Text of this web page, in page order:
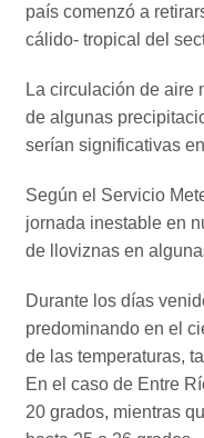
país comenzó a
cálido- tropical del
La circulación de aire
de algunas
serían significativas
Según el Servicio
jornada inestable en
de lloviznas en
Durante los días
predominando en el
de las temperaturas,
En el caso de Entre
20 grados, mientras